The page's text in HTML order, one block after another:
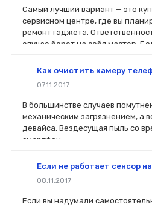
Самый лучший вариант — это
сервисном центре, где вы
ремонт гаджета.
случае берет на себя мастер.
вы планируете делать ремонт
перед покупкой нового модуля
легче сориентироваться в
крепления, электрических
характеристиках.
Как очистить камеру
07.11.2017
В большинстве случаев
механическим загрязнением, а
девайса. Вездесущая пыль со
смартфон.
Если не работает сенсор
08.11.2017
Если вы надумали